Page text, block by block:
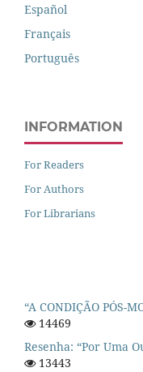
Español
Français
Português
INFORMATION
For Readers
For Authors
For Librarians
“A CONDIÇÃO PÓS-
14469
Resenha: “Por Uma
13443